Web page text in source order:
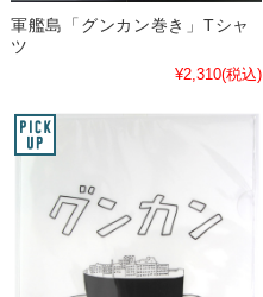
軍艦島「グンカン巻き」Tシャ
ツ
¥2,310(税込)